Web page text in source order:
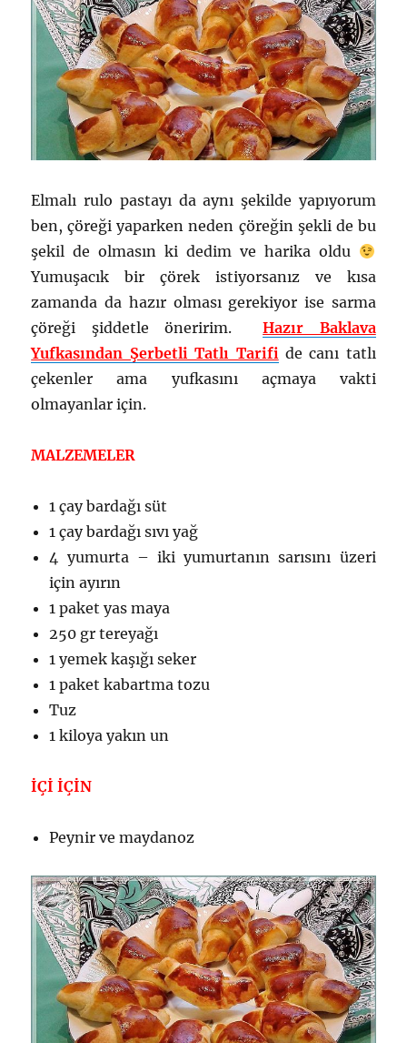
Elmalı rulo pastayı da aynı şekilde yapıyorum
ben, çöreği yaparken neden çöreğin şekli de bu
şekil de olmasın ki dedim ve harika oldu
Yumuşacık bir çörek istiyorsanız ve kısa
zamanda da hazır olması gerekiyor ise sarma
çöreği şiddetle öneririm.Hazır Baklava
Yufkasından Şerbetli Tatlı Tarifide canı tatlı
çekenler ama yufkasını açmaya vakti
olmayanlar için.
MALZEMELER
1 çay bardağı süt
1 çay bardağı sıvı yağ
4 yumurta – iki yumurtanın sarısını üzeri
için ayırın
1 paket yas maya
250 gr tereyağı
1 yemek kaşığı seker
1 paket kabartma tozu
Tuz
1 kiloya yakın un
İÇİ İÇİN
Peynir ve maydanoz